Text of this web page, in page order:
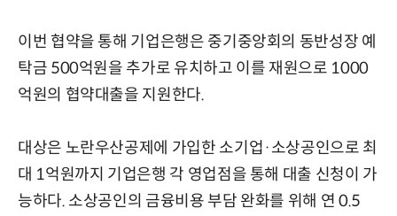
이번 협약을 통해 기업은행은 중기중앙회의 동반성장 예
탁금 500억원을 추가로 유치하고 이를 재원으로 1000
억원의 협약대출을 지원한다.
대상은 노란우산공제에 가입한 소기업·소상공인으로 최
대 1억원까지 기업은행 각 영업점을 통해 대출 신청이 가
능하다. 소상공인의 금융비용 부담 완화를 위해 연 0.5